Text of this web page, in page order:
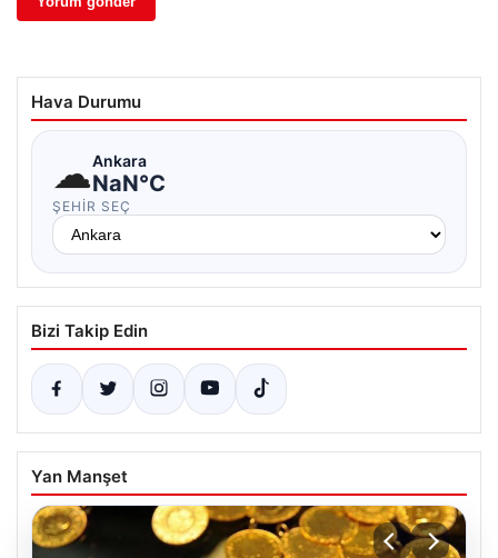
Hava Durumu
☁Ankara
NaN°C
ŞEHIR SEÇ
Bizi Takip Edin
Yan Manşet